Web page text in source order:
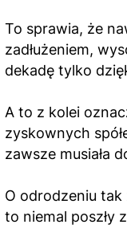
To sprawia, że
zadłużeniem,
dekadę tylko
A to z kolei
zyskownych
zawsze musiała
O odrodzeniu tak
to niemal poszły